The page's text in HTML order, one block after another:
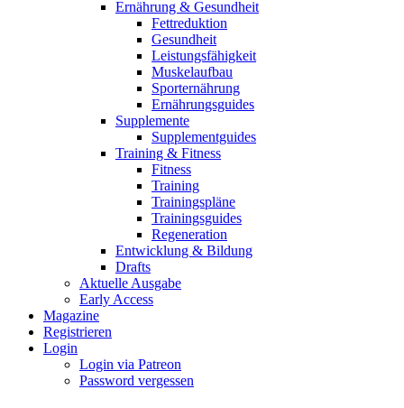
Ernährung & Gesundheit
Fettreduktion
Gesundheit
Leistungsfähigkeit
Muskelaufbau
Sporternährung
Ernährungsguides
Supplemente
Supplementguides
Training & Fitness
Fitness
Training
Trainingspläne
Trainingsguides
Regeneration
Entwicklung & Bildung
Drafts
Aktuelle Ausgabe
Early Access
Magazine
Registrieren
Login
Login via Patreon
Password vergessen